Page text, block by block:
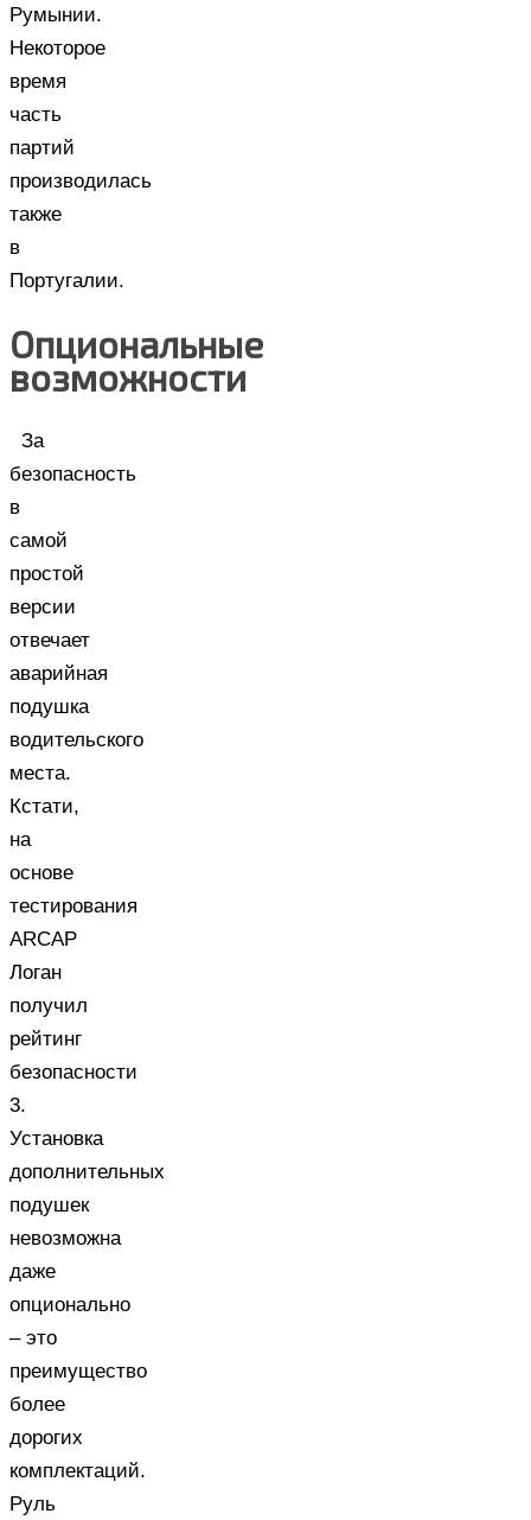
Румынии.
Некоторое
время
часть
партий
производилась
также
в
Португалии.
Опциональные
возможности
За
безопасность
в
самой
простой
версии
отвечает
аварийная
подушка
водительского
места.
Кстати,
на
основе
тестирования
ARCAP
Логан
получил
рейтинг
безопасности
3.
Установка
дополнительных
подушек
невозможна
даже
опционально
– это
преимущество
более
дорогих
комплектаций.
Руль